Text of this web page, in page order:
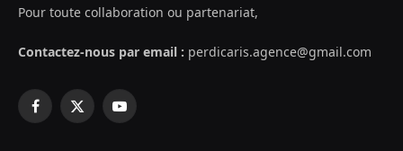
Pour toute collaboration ou partenariat,
Contactez-nous par email : perdicaris.agence@gmail.com
Facebook
X
YouTube